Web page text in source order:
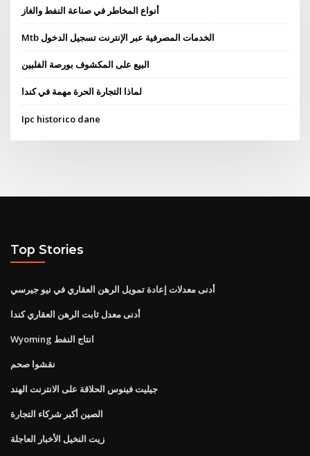
أنواع المخاطر في صناعة النفط والغاز
Mtb الخدمات المصرفية عبر الإنترنت تسجيل الدخول
البيع على المكشوف بورصة الفلبين
لماذا التجارة الحرة مهمة في كندا
Ipc historico dane
Top Stories
أدنى معدلات إعادة تمويل الرهن العقاري في نيو جيرسي
أدنى معدل ثابت الرهن العقاري كندا
Wyoming انتاج النفط
نقشوا صحم
جيليت فينوس الحلاقة على الانترنت الهند
الصين أكبر شركاء التجارة
زيت النخيل الأخبار العاجلة